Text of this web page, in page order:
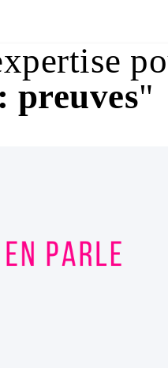
preuves"